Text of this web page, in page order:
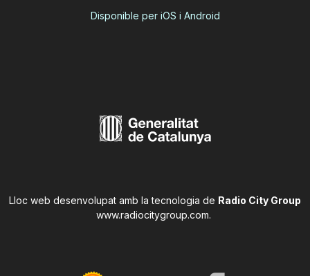
Disponible per iOS i Android
Lloc web desenvolupat amb la tecnologia de Radio City Group
www.radiocitygroup.com.